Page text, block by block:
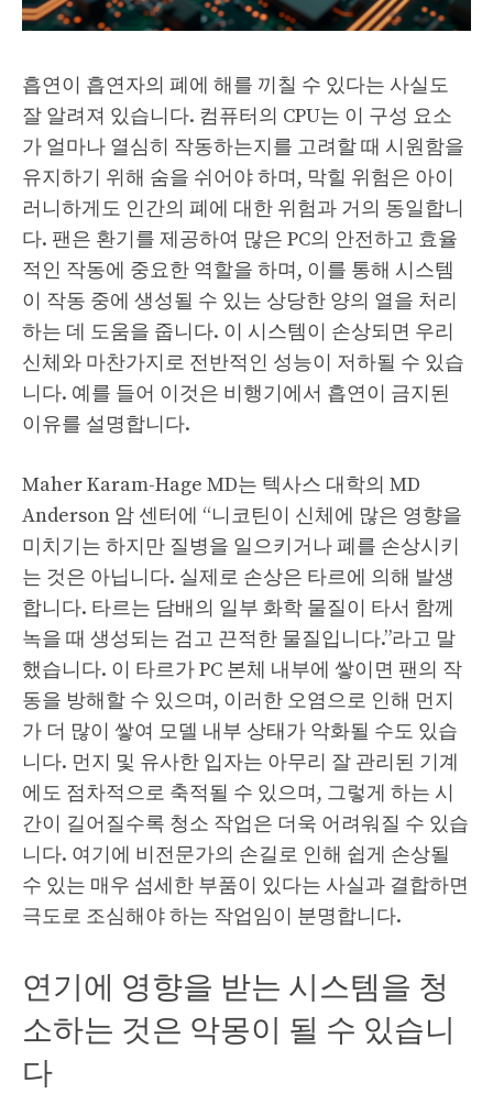
흡연이 흡연자의 폐에 해를 끼칠 수 있다는 사실도
잘 알려져 있습니다. 컴퓨터의 CPU는 이 구성 요소
가 얼마나 열심히 작동하는지를 고려할 때 시원함을
유지하기 위해 숨을 쉬어야 하며, 막힐 위험은 아이
러니하게도 인간의 폐에 대한 위험과 거의 동일합니
다. 팬은 환기를 제공하여 많은 PC의 안전하고 효율
적인 작동에 중요한 역할을 하며, 이를 통해 시스템
이 작동 중에 생성될 수 있는 상당한 양의 열을 처리
하는 데 도움을 줍니다. 이 시스템이 손상되면 우리
신체와 마찬가지로 전반적인 성능이 저하될 수 있습
니다. 예를 들어 이것은 비행기에서 흡연이 금지된
이유를 설명합니다.
Maher Karam-Hage MD는 텍사스 대학의 MD
Anderson 암 센터에 “니코틴이 신체에 많은 영향을
미치기는 하지만 질병을 일으키거나 폐를 손상시키
는 것은 아닙니다. 실제로 손상은 타르에 의해 발생
합니다. 타르는 담배의 일부 화학 물질이 타서 함께
녹을 때 생성되는 검고 끈적한 물질입니다.”라고 말
했습니다. 이 타르가 PC 본체 내부에 쌓이면 팬의 작
동을 방해할 수 있으며, 이러한 오염으로 인해 먼지
가 더 많이 쌓여 모델 내부 상태가 악화될 수도 있습
니다. 먼지 및 유사한 입자는 아무리 잘 관리된 기계
에도 점차적으로 축적될 수 있으며, 그렇게 하는 시
간이 길어질수록 청소 작업은 더욱 어려워질 수 있습
니다. 여기에 비전문가의 손길로 인해 쉽게 손상될
수 있는 매우 섬세한 부품이 있다는 사실과 결합하면
극도로 조심해야 하는 작업임이 분명합니다.
연기에 영향을 받는 시스템을 청
소하는 것은 악몽이 될 수 있습니
다